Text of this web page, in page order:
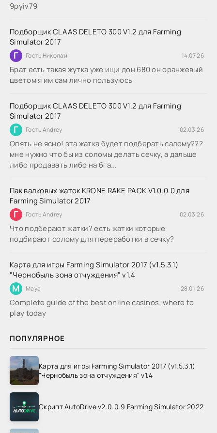
9руіv79
Подборщик CLAAS DELETO 300 V1.2 для Farming
Simulator 2017
Г Гость Николай 14.07.26
Брат есть такая жутка уже ищи дон 680 он оранжевый
цветом я им сам лично пользуюсь
Подборщик CLAAS DELETO 300 V1.2 для Farming
Simulator 2017
Г Гость Andrey 02.03.26
Опять не ясно! эта жатка будет подберать салому???
мне нужно что бы из соломы делать сечку, а дальше
либо продавать либо на бга...
Пак валковых жаток KRONE RAKE PACK V1.0.0.0 для
Farming Simulator 2017
Г Гость Andrey 02.03.26
Что подберают жатки? есть жатки которые
подбирают солому для переработки в сечку?
Карта для игры Farming Simulator 2017 (v1.5.3.1)
"Чернобыль зона отчуждения" v1.4
M Maya 28.01.26
Complete guide of the best online casinos: where to
play today
ПОПУЛЯРНОЕ
Карта для игры Farming Simulator 2017 (v1.5.3.1)
"Чернобыль зона отчуждения" v1.4
Скрипт AutoDrive v2.0.0.9 Farming Simulator 2022